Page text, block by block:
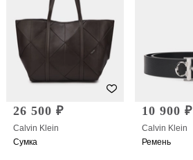
26 500 ₽
Calvin Klein
Сумка
10 900 ₽
Calvin Klein
Ремень